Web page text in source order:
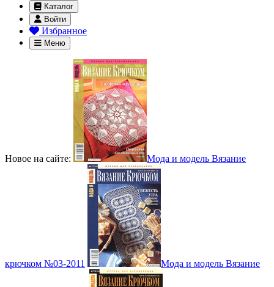
Каталог
Войти
Избранное
Меню
Новое на сайте: Мода и модель Вязание
крючком №03-2011 Мода и модель Вязание